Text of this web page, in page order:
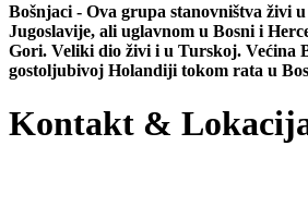
Bošnjaci - Ova grupa stanovništva živi
Jugoslavije, ali uglavnom u Bosni i
Gori. Veliki dio živi i u Turskoj. Većina
gostoljubivoj Holandiji tokom rata u
Kontakt &